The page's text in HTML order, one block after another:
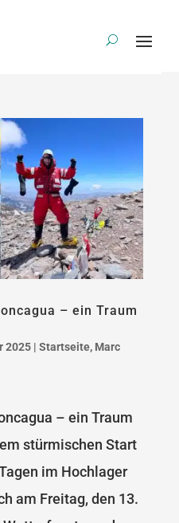
– ein Traum
2025| Startseite, Marc
– ein Traum
stürmischen Start
im Hochlager
am Freitag, den 13.